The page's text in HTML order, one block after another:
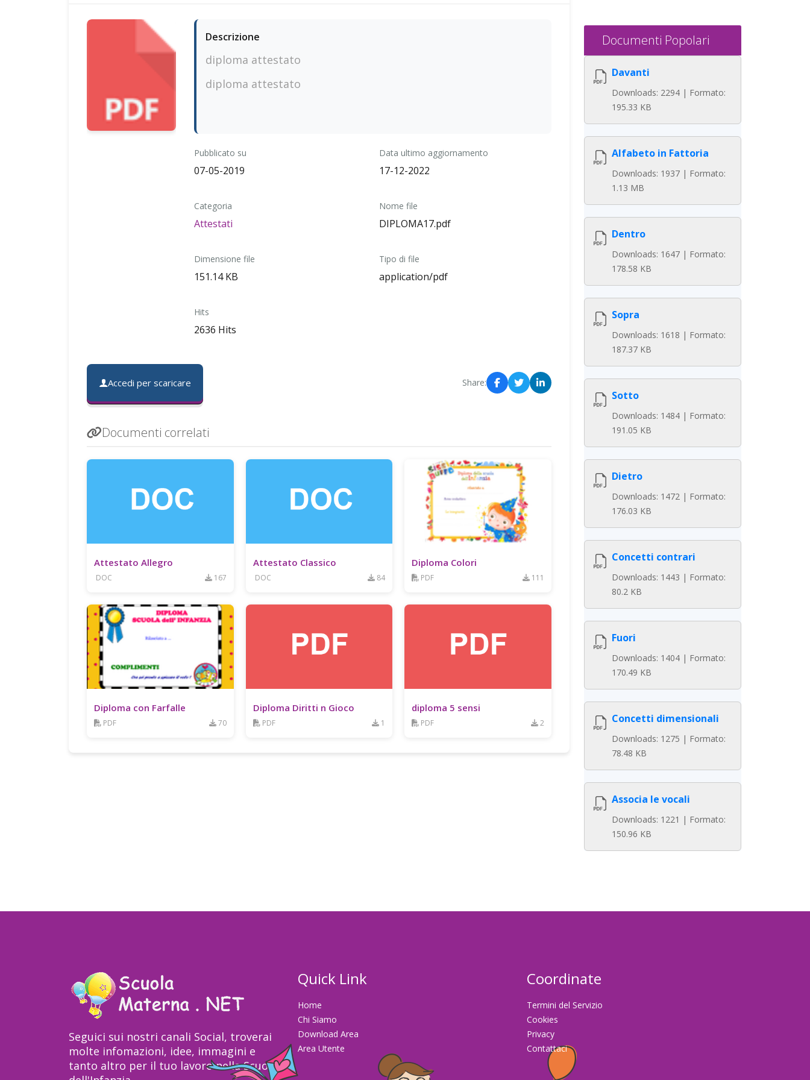
Descrizione
diploma attestato
diploma attestato
Pubblicato su
07-05-2019
Data ultimo aggiornamento
17-12-2022
Categoria
Attestati
Nome file
DIPLOMA17.pdf
Dimensione file
151.14 KB
Tipo di file
application/pdf
Hits
2636 Hits
Accedi per scaricare Share:
Documenti correlati
Attestato Allegro
DOC 167
Attestato Classico
DOC 84
Diploma Colori
PDF 111
Diploma con Farfalle
PDF 70
Diploma Diritti n Gioco
PDF 1
diploma 5 sensi
PDF 2
Documenti Popolari
Davanti
Downloads: 2294 | Formato:
195.33 KB
Alfabeto in Fattoria
Downloads: 1937 | Formato:
1.13 MB
Dentro
Downloads: 1647 | Formato:
178.58 KB
Sopra
Downloads: 1618 | Formato:
187.37 KB
Sotto
Downloads: 1484 | Formato:
191.05 KB
Dietro
Downloads: 1472 | Formato:
176.03 KB
Concetti contrari
Downloads: 1443 | Formato:
80.2 KB
Fuori
Downloads: 1404 | Formato:
170.49 KB
Concetti dimensionali
Downloads: 1275 | Formato:
78.48 KB
Associa le vocali
Downloads: 1221 | Formato:
150.96 KB
Seguici sui nostri canali Social, troverai
molte infomazioni, idee, immagini e
tanto altro per il tuo lavoro nella Scuola
Quick Link
Home
Chi Siamo
Download Area
Area Utente
Coordinate
Termini del Servizio
Cookies
Privacy
Contattaci